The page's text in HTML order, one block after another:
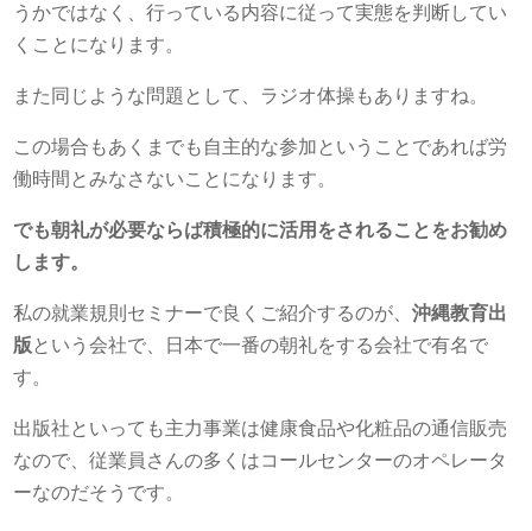
うかではなく、行っている内容に従って実態を判断してい
くことになります。
また同じような問題として、ラジオ体操もありますね。
この場合もあくまでも自主的な参加ということであれば労
働時間とみなさないことになります。
でも朝礼が必要ならば積極的に活用をされることをお勧め
します。
私の就業規則セミナーで良くご紹介するのが、沖縄教育出
版 という会社で、日本で一番の朝礼をする会社で有名で
す。
出版社といっても主力事業は健康食品や化粧品の通信販売
なので、従業員さんの多くはコールセンターのオペレータ
ーなのだそうです。